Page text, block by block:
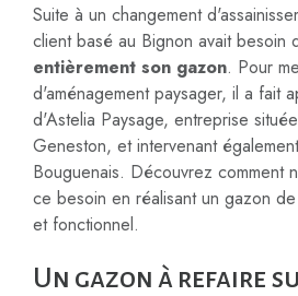
Suite à un changement
client basé au Bignon avait besoin
entièrement son gazon. Pour
d'aménagement paysager, il a fait
d'Astelia Paysage, entreprise
Geneston, et intervenant
Bouguenais. Découvrez comment
ce besoin en réalisant un gazon
et fonctionnel.
Un gazon à refaire